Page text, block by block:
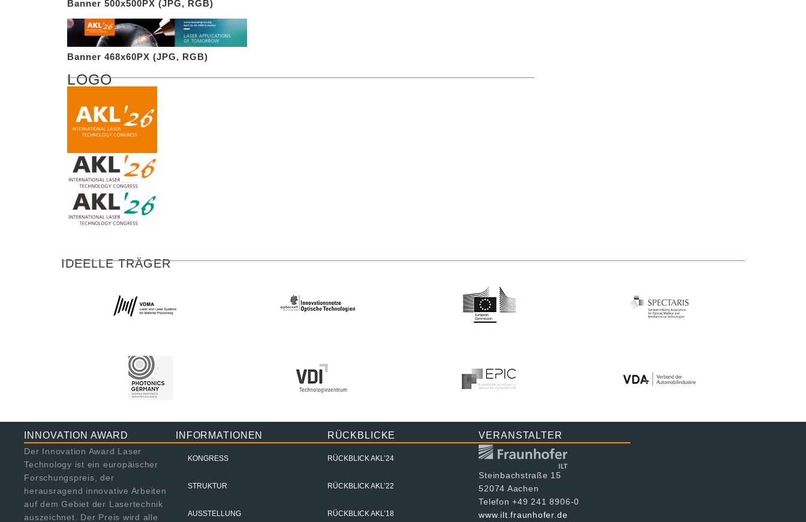
Banner 500x500PX (JPG, RGB)
Banner 468x60PX (JPG, RGB)
LOGO
IDEELLE TRÄGER
INNOVATION AWARD
Der Innovation Award Laser
Technology ist ein europäischer
Forschungspreis, der
herausragend innovative Arbeiten
auf dem Gebiet der Lasertechnik
auszeichnet. Der Preis wird alle
INFORMATIONEN
KONGRESS
STRUKTUR
AUSSTELLUNG
RÜCKBLICKE
RÜCKBLICK AKL’24
RÜCKBLICK AKL’22
RÜCKBLICK AKL’18
VERANSTALTER
Steinbachstraße 15
52074 Aachen
Telefon +49 241 8906-0
www.ilt.fraunhofer.de